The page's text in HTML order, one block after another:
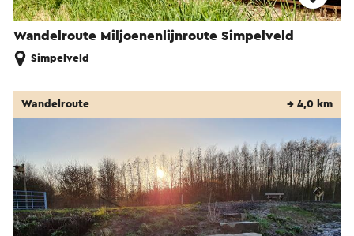
Wandelroute Miljoenenlijnroute Simpelveld
Simpelveld
Wandelroute → 4,0 km